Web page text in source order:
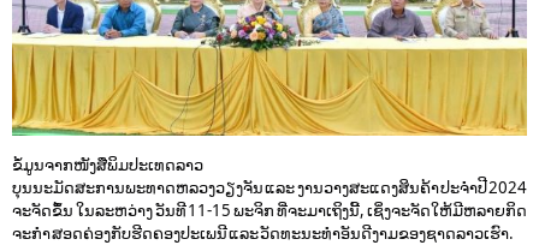
ຂໍ້ມູນຈາກໜັງສືພິມປະເທດລາວ
ບຸນນະມັດສະການພະທາດຫລວງວຽງຈັນ ແລະ ງານ​ວາງ​ສະ​ແດງ​ສິນ​ຄ້າ ປະຈຳປີ 2024
ຈະຈັດຂຶ້ນ ໃນລະຫວ່າງ ວັນທີ 11-15 ພະຈິກ ທີ່ຈະມາເຖິງນີ້, ເຊິ່ງຈະຈັດໃຫ້ມີຫລາຍກິດ
ຈະກໍາ ສອດຄ່ອງກັບຮີດຄອງປະເພນີ ແລະ ວັດທະນະທຳອັນດີງາມຂອງຊາດລາວເຮົາ.